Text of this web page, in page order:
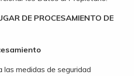
DE PROCESAMIENTO DE
las medidas de seguridad